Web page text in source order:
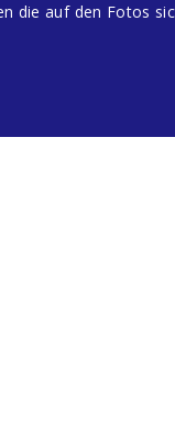
die auf den Fotos